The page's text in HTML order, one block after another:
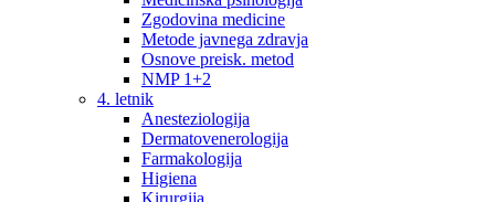
Zgodovina medicine
Metode javnega zdravja
Osnove preisk. metod
NMP 1+2
4. letnik
Anesteziologija
Dermatovenerologija
Farmakologija
Higiena
Kirurgija